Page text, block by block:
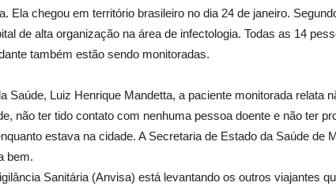
Ela chegou em território brasileiro no dia 24 de janeiro.
de alta organização na área de infectologia. Todas as 14
também estão sendo monitoradas.
Saúde, Luiz Henrique Mandetta, a paciente monitorada relata
não ter tido contato com nenhuma pessoa doente e não ter
estava na cidade. A Secretaria de Estado da Saúde de
bem.
Sanitária (Anvisa) está levantando os outros viajantes